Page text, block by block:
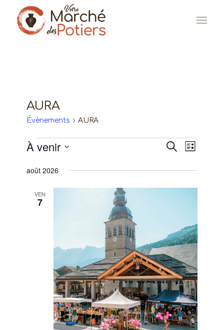
AURA
Évènements AURA
Évènements
vues
Recherche
Liste
À venir
une
août 2026
VEN
7